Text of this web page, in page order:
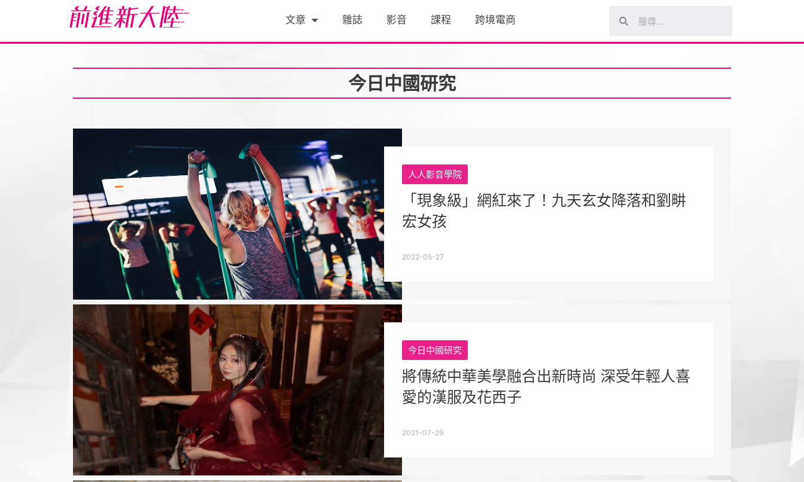
文章 雜誌 影音 課程 跨境電商
今日中國研究
人人影音學院
「現象級」網紅來了！九天玄女降落和劉畊
宏女孩
2022-05-27
今日中國研究
將傳統中華美學融合出新時尚 深受年輕人喜
愛的漢服及花西子
2021-07-29